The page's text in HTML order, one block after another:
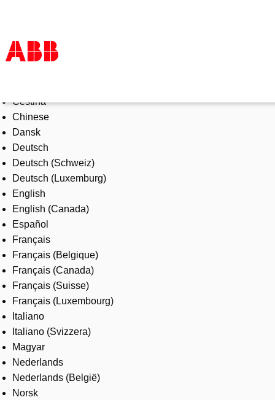
Products & Solutions
Industries
Services
About us
Where to buy
Contact us
Careers
Čeština
Chinese
Dansk
Deutsch
Deutsch (Schweiz)
Deutsch (Luxemburg)
English
English (Canada)
Español
Français
Français (Belgique)
Français (Canada)
Français (Suisse)
Français (Luxembourg)
Italiano
Italiano (Svizzera)
Magyar
Nederlands
Nederlands (België)
Norsk